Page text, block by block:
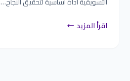
اقرأ المزيد